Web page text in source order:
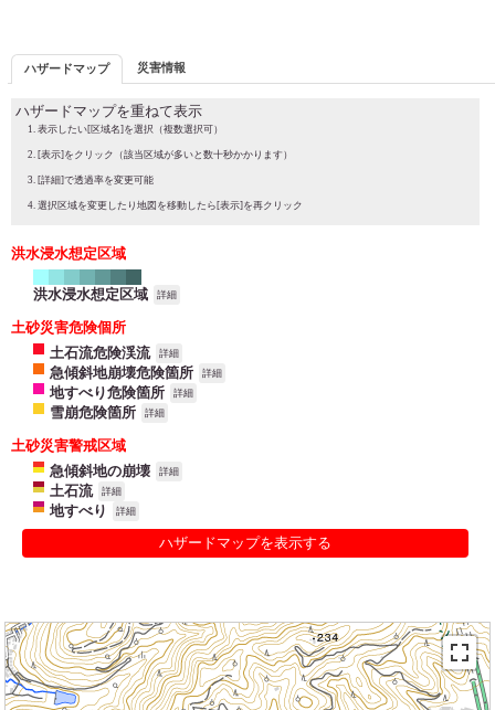
ハザードマップ 災害情報
ハザードマップを重ねて表示
表示したい[区域名]を選択（複数選択可）
[表示]をクリック（該当区域が多いと数十秒かかります）
[詳細]で透過率を変更可能
選択区域を変更したり地図を移動したら[表示]を再クリック
洪水浸水想定区域
洪水浸水想定区域 詳細
土砂災害危険個所
土石流危険渓流
詳細
急傾斜地崩壊危険箇所 詳細
地すべり危険箇所 詳細
雪崩危険箇所 詳細
土砂災害警戒区域
急傾斜地の崩壊
詳細
土石流 詳細
地すべり 詳細
ハザードマップを表示する